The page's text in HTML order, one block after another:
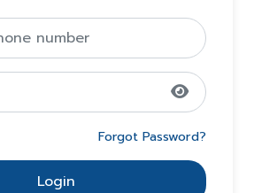
Forgot Password?
Login